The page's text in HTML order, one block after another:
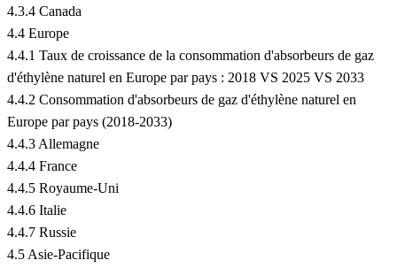
4.3.4 Canada
4.4 Europe
4.4.1 Taux de croissance de la consommation d'absorbeurs de gaz
d'éthylène naturel en Europe par pays : 2018 VS 2025 VS 2033
4.4.2 Consommation d'absorbeurs de gaz d'éthylène naturel en
Europe par pays (2018-2033)
4.4.3 Allemagne
4.4.4 France
4.4.5 Royaume-Uni
4.4.6 Italie
4.4.7 Russie
4.5 Asie-Pacifique